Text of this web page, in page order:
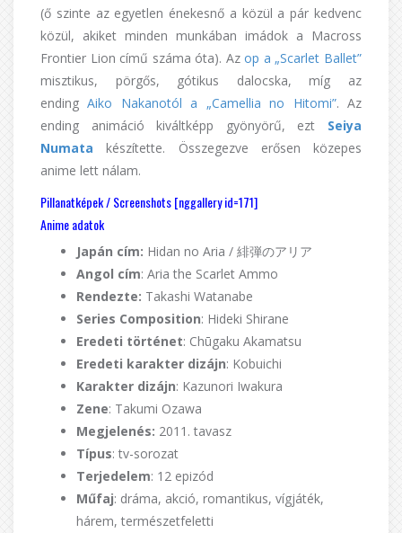
(ő szinte az egyetlen énekesnő a közül a pár kedvenc
közül, akiket minden munkában imádok a Macross
Frontier Lion című száma óta). Azop a „Scarlet Ballet”
misztikus, pörgős, gótikus dalocska, míg az
endingAiko Nakanotól a „Camellia no Hitomi”. Az
ending animáció kiváltképp gyönyörű, ezt Seiya
Numata készítette. Összegezve erősen közepes
anime lett nálam.
Pillanatképek / Screenshots [nggallery id=171]
Anime adatok
Japán cím: Hidan no Aria / 緋弾のアリア
Angol cím: Aria the Scarlet Ammo
Rendezte: Takashi Watanabe
Series Composition: Hideki Shirane
Eredeti történet: Chūgaku Akamatsu
Eredeti karakter dizájn: Kobuichi
Karakter dizájn: Kazunori Iwakura
Zene: Takumi Ozawa
Megjelenés: 2011. tavasz
Típus: tv-sorozat
Terjedelem: 12 epizód
Műfaj: dráma, akció, romantikus, vígjáték,
hárem, természetfeletti